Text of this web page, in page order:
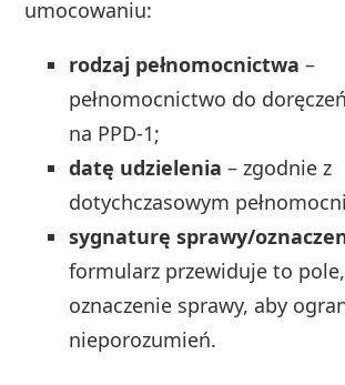
umocowaniu:
rodzaj pełnomocnictwa –
pełnomocnictwo do
na PPD‑1;
datę udzielenia – zgodnie z
dotychczasowym
sygnaturę sprawy/
formularz przewiduje to
oznaczenie sprawy, aby
nieporozumień.